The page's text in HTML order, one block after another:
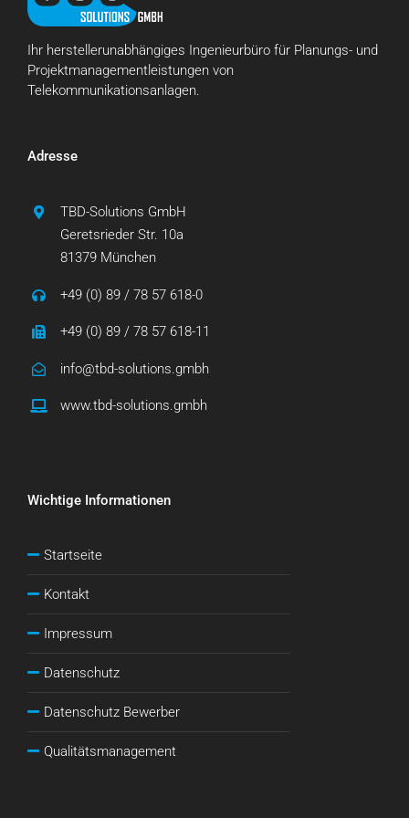
Ihr herstellerunabhängiges Ingenieurbüro für Planungs- und
Projektmanagementleistungen von
Telekommunikationsanlagen.
Adresse
TBD-Solutions GmbH
Geretsrieder Str. 10a
81379 München
+49 (0) 89 / 78 57 618-0
+49 (0) 89 / 78 57 618-11
info@tbd-solutions.gmbh
www.tbd-solutions.gmbh
Wichtige Informationen
Startseite
Kontakt
Impressum
Datenschutz
Datenschutz Bewerber
Qualitätsmanagement